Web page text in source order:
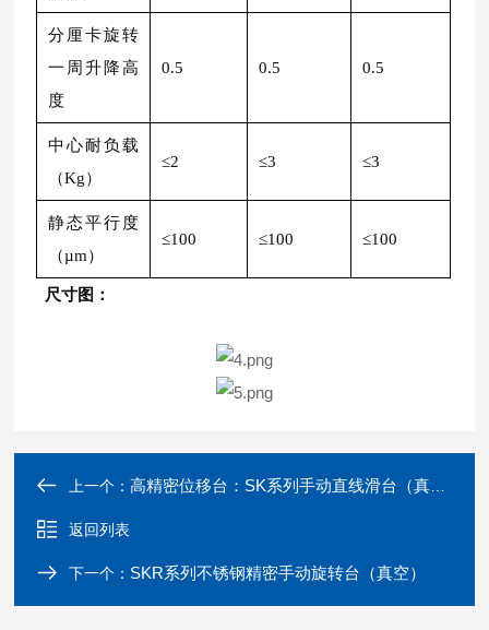
分厘卡旋转
一周升降高
度
0.5 0.5 0.5
中心耐负载
（Kg）
≤2 ≤3 ≤3
静态平行度
（µm）
≤100 ≤100 ≤100
尺寸图：
上一个：高精密位移台：SK系列手动直线滑台（真空）
返回列表
下一个： SKR系列不锈钢精密手动旋转台（真空）